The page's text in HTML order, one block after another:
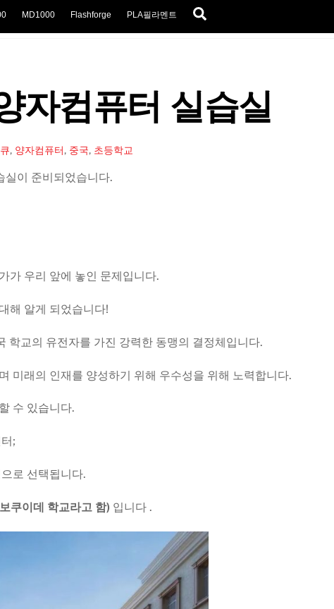
MD1000 Flashforge PLA필라멘트
자컴퓨터 실습실
, 양자컴퓨터, 중국, 초등학교
실이 준비되었습니다.
가 우리 앞에 놓인 문제입니다.
해 알게 되었습니다!
학교의 유전자를 가진 강력한 동맹의 결정체입니다.
미래의 인재를 양성하기 위해 우수성을 위해 노력합니다.
수 있습니다.
;
로 선택됩니다.
쿠이데 학교라고 함) 입니다 .